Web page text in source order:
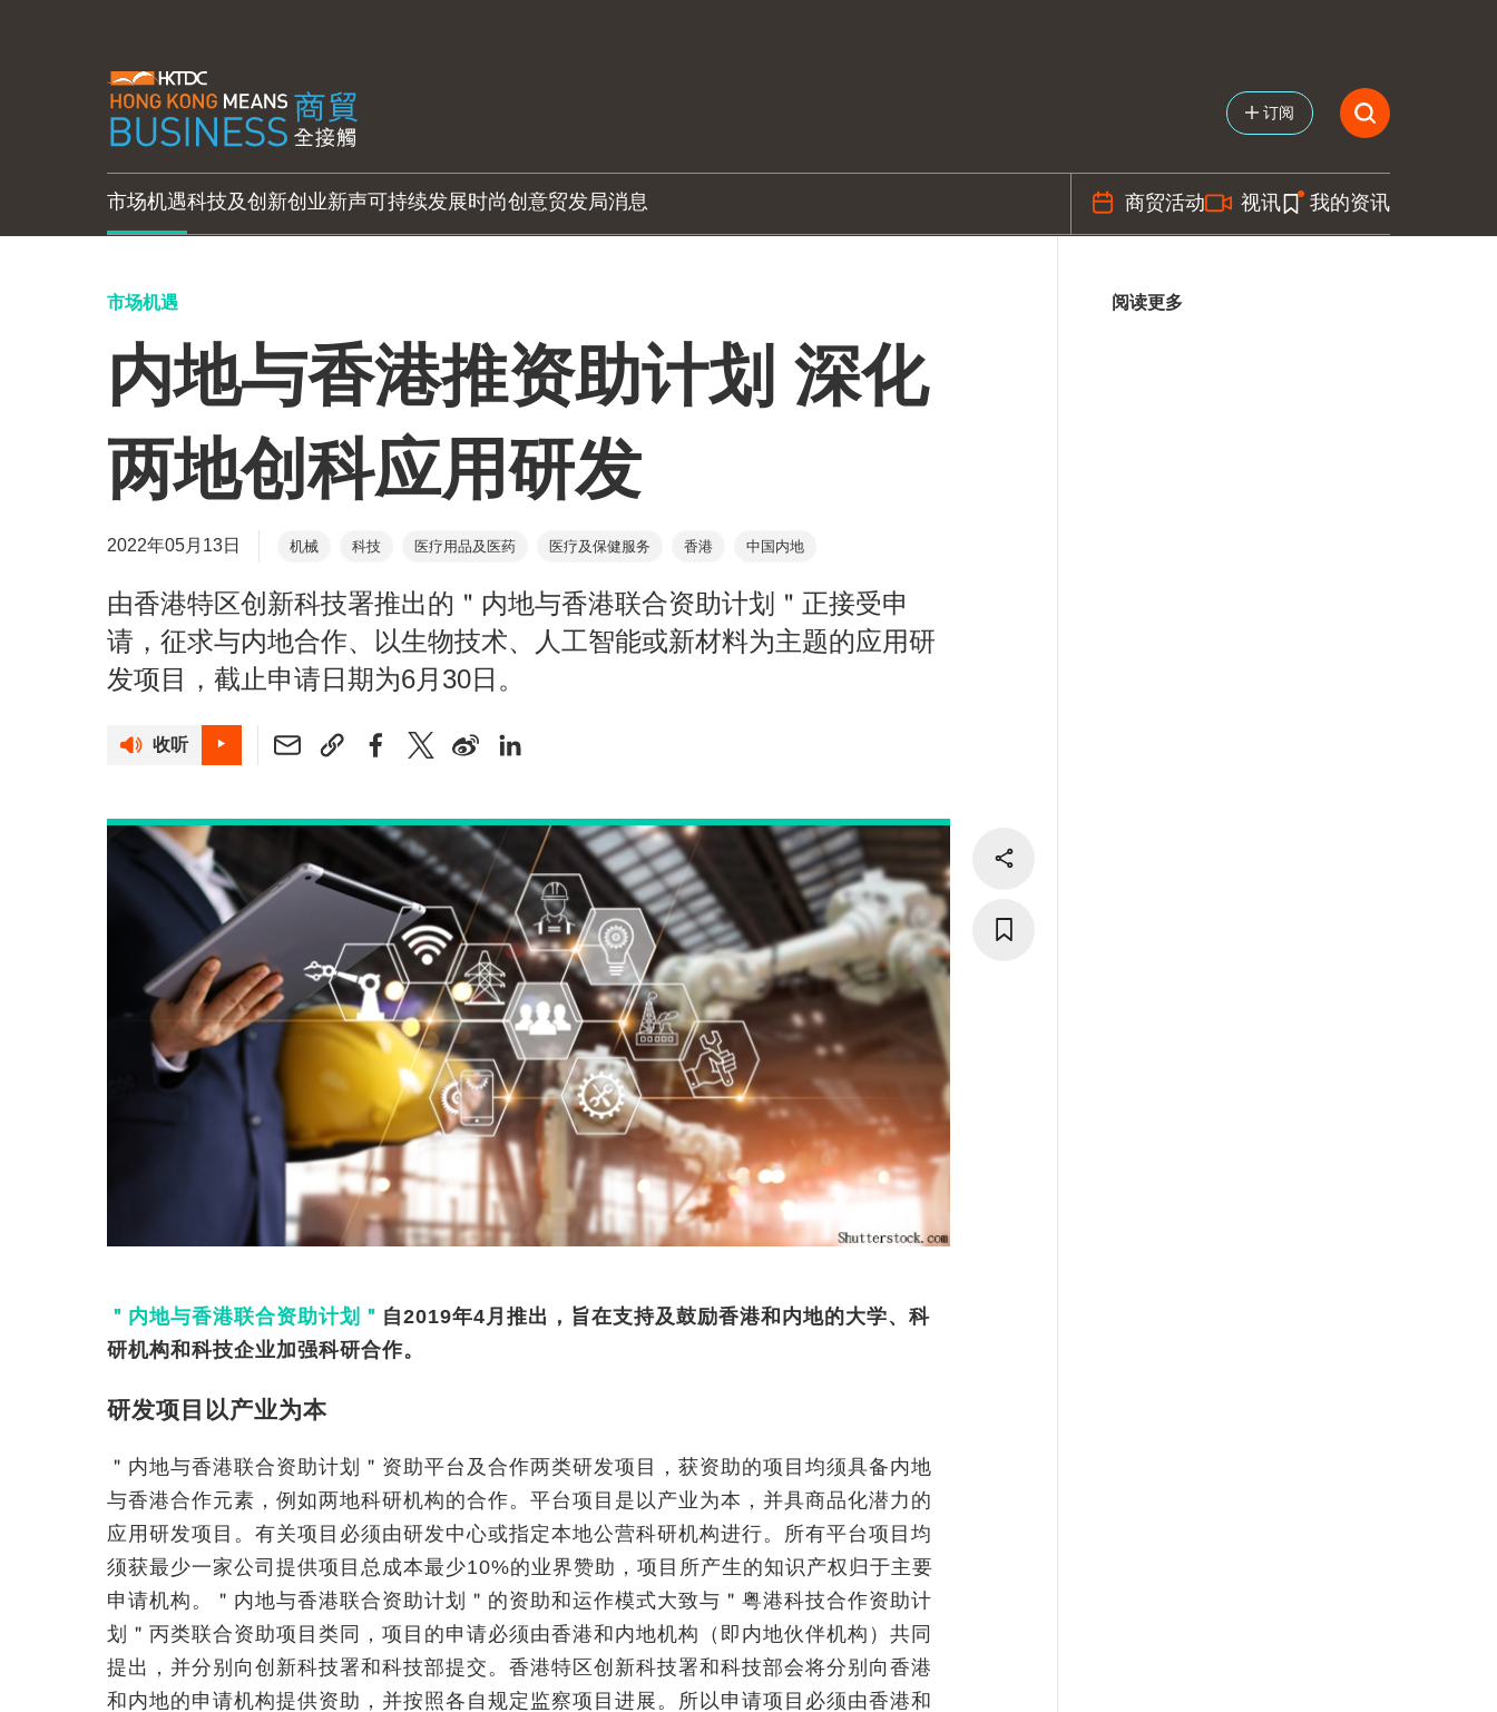
订阅
市场机遇科技及创新创业新声可持续发展时尚创意贸发局消息 商贸活动 视讯 我的资讯
市场机遇
内地与香港推资助计划 深化
两地创科应用研发
2022年05月13日 机械 科技 医疗用品及医药 医疗及保健服务 香港 中国内地
由香港特区创新科技署推出的＂内地与香港联合资助计划＂正接受申
请，征求与内地合作、以生物技术、人工智能或新材料为主题的应用研
发项目，截止申请日期为6月30日。
收听
＂内地与香港联合资助计划＂ 自2019年4月推出，旨在支持及鼓励香港和内地的大学、科
研机构和科技企业加强科研合作。
研发项目以产业为本
＂内地与香港联合资助计划＂资助平台及合作两类研发项目，获资助的项目均须具备内地
与香港合作元素，例如两地科研机构的合作。平台项目是以产业为本，并具商品化潜力的
应用研发项目。有关项目必须由研发中心或指定本地公营科研机构进行。所有平台项目均
须获最少一家公司提供项目总成本最少10%的业界赞助，项目所产生的知识产权归于主要
申请机构。＂内地与香港联合资助计划＂的资助和运作模式大致与＂粤港科技合作资助计
划＂丙类联合资助项目类同，项目的申请必须由香港和内地机构（即内地伙伴机构）共同
提出，并分别向创新科技署和科技部提交。香港特区创新科技署和科技部会将分别向香港
和内地的申请机构提供资助，并按照各自规定监察项目进展。所以申请项目必须由香港和
阅读更多